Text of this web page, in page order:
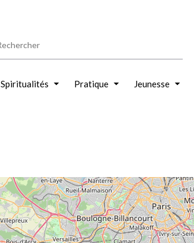
Spiritualités Pratique Jeunesse